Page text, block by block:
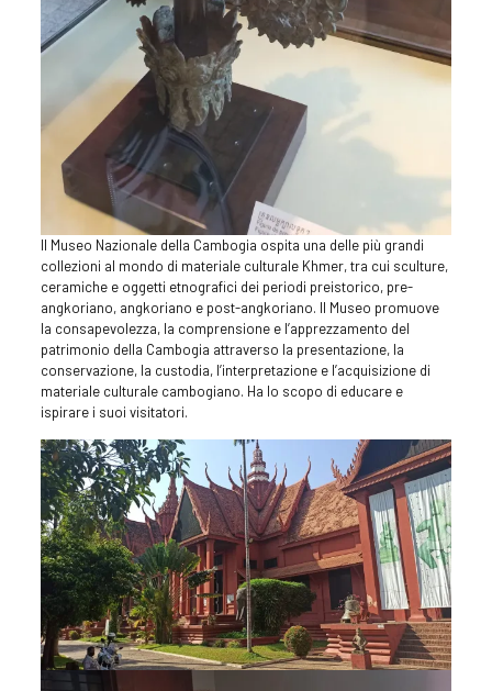
Il Museo Nazionale della Cambogia ospita una delle più grandi
collezioni al mondo di materiale culturale Khmer, tra cui sculture,
ceramiche e oggetti etnografici dei periodi preistorico, pre-
angkoriano, angkoriano e post-angkoriano. Il Museo promuove
la consapevolezza, la comprensione e l’apprezzamento del
patrimonio della Cambogia attraverso la presentazione, la
conservazione, la custodia, l’interpretazione e l’acquisizione di
materiale culturale cambogiano. Ha lo scopo di educare e
ispirare i suoi visitatori.